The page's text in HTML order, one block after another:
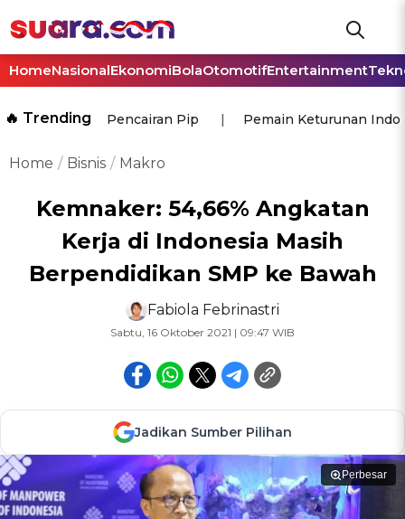
HomeNasionalEkonomiBolaOtomotifEntertainment
🔥 Trending Pencairan Pip Pemain Keturunan
Home Bisnis Makro
Kemnaker: 54,66% Angkatan
Kerja di Indonesia Masih
Berpendidikan SMP ke Bawah
Fabiola Febrinastri
Sabtu, 16 Oktober 2021 | 09:47 WIB
Jadikan Sumber Pilihan
Perbesar